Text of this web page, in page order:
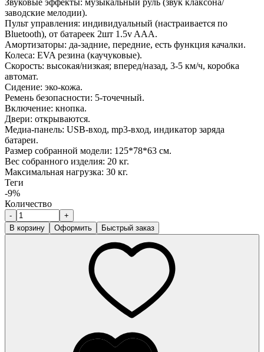
Звуковые эффекты: музыкальный руль (звук клаксона/
заводские мелодии).
Пульт управления: индивидуальный (настраивается по
Bluetooth), от батареек 2шт 1.5v AAA.
Амортизаторы: да-задние, передние, есть функция качалки.
Колеса: EVA резина (каучуковые).
Скорость: высокая/низкая; вперед/назад, 3-5 км/ч, коробка
автомат.
Сидение: эко-кожа.
Ремень безопасности: 5-точечный.
Включение: кнопка.
Двери: открываются.
Медиа-панель: USB-вход, mp3-вход, индикатор заряда
батареи.
Размер собранной модели: 125*78*63 см.
Вес собранного изделия: 20 кг.
Максимальная нагрузка: 30 кг.
Теги
-9%
Количество
-
+
В корзину
Оформить Быстрый заказ